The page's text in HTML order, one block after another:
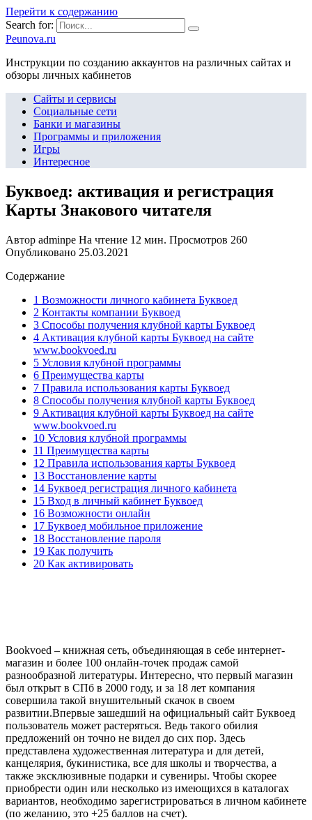
Перейти к содержанию
Search for:
Peunova.ru
Инструкции по созданию аккаунтов на различных сайтах и
обзоры личных кабинетов
Сайты и сервисы
Социальные сети
Банки и магазины
Программы и приложения
Игры
Интересное
Буквоед: активация и регистрация
Карты Знакового читателя
Автор adminpe На чтение 12 мин. Просмотров 260
Опубликовано 25.03.2021
Содержание
1 Возможности личного кабинета Буквоед
2 Контакты компании Буквоед
3 Способы получения клубной карты Буквоед
4 Активация клубной карты Буквоед на сайте
www.bookvoed.ru
5 Условия клубной программы
6 Преимущества карты
7 Правила использования карты Буквоед
8 Способы получения клубной карты Буквоед
9 Активация клубной карты Буквоед на сайте
www.bookvoed.ru
10 Условия клубной программы
11 Преимущества карты
12 Правила использования карты Буквоед
13 Восстановление карты
14 Буквоед регистрация личного кабинета
15 Вход в личный кабинет Буквоед
16 Возможности онлайн
17 Буквоед мобильное приложение
18 Восстановление пароля
19 Как получить
20 Как активировать
Bookvoed – книжная сеть, объединяющая в себе интернет-
магазин и более 100 онлайн-точек продаж самой
разнообразной литературы. Интересно, что первый магазин
был открыт в СПб в 2000 году, и за 18 лет компания
совершила такой внушительный скачок в своем
развитии.Впервые зашедший на официальный сайт Буквоед
пользователь может растеряться. Ведь такого обилия
предложений он точно не видел до сих пор. Здесь
представлена художественная литература и для детей,
канцелярия, букинистика, все для школы и творчества, а
также эксклюзивные подарки и сувениры. Чтобы скорее
приобрести один или несколько из имеющихся в каталогах
вариантов, необходимо зарегистрироваться в личном кабинете
(по желанию, это +25 баллов на счет).